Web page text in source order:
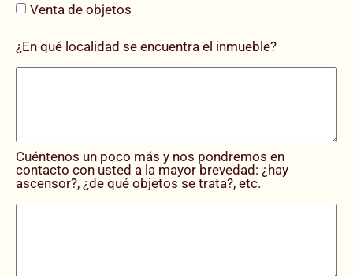
Venta de objetos
¿En qué localidad se encuentra el inmueble?
Cuéntenos un poco más y nos pondremos en
contacto con usted a la mayor brevedad: ¿hay
ascensor?, ¿de qué objetos se trata?, etc.